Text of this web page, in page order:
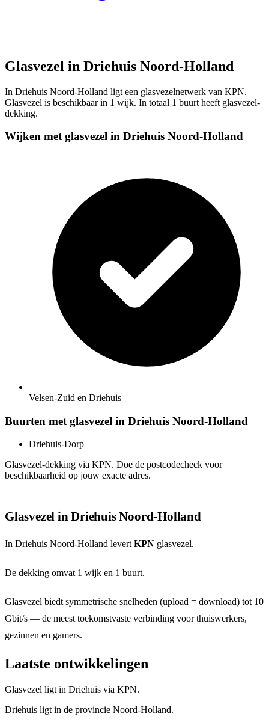
Glasvezel in Driehuis Noord-Holland
In Driehuis Noord-Holland ligt een glasvezelnetwerk van KPN.
Glasvezel is beschikbaar in 1 wijk. In totaal 1 buurt heeft glasvezel-
dekking.
Wijken met glasvezel in Driehuis Noord-Holland
Velsen-Zuid en Driehuis
Buurten met glasvezel in Driehuis Noord-Holland
Driehuis-Dorp
Glasvezel-dekking via KPN. Doe de postcodecheck voor
beschikbaarheid op jouw exacte adres.
Glasvezel in Driehuis Noord-Holland
In Driehuis Noord-Holland levert KPN glasvezel.
De dekking omvat 1 wijk en 1 buurt.
Glasvezel biedt symmetrische snelheden (upload = download) tot 10
Gbit/s — de meest toekomstvaste verbinding voor thuiswerkers,
gezinnen en gamers.
Laatste ontwikkelingen
Glasvezel ligt in Driehuis via KPN.
Driehuis ligt in de provincie Noord-Holland.